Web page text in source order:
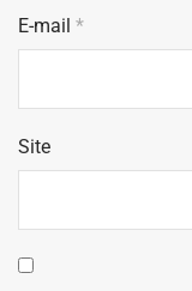
E-mail *
Site